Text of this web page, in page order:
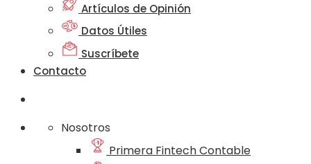
Artículos de Opinión
Datos Útiles
Suscríbete
Contacto
Nosotros
Primera Fintech Contable